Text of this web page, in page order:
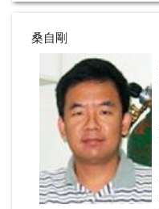
桑自剛